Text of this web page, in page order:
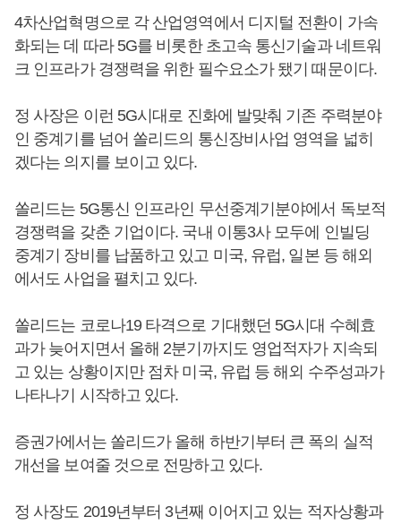
4차산업혁명으로 각 산업영역에서 디지털 전환이 가속
화되는 데 따라 5G를 비롯한 초고속 통신기술과 네트워
크 인프라가 경쟁력을 위한 필수요소가 됐기 때문이다.
정 사장은 이런 5G시대로 진화에 발맞춰 기존 주력분야
인 중계기를 넘어 쏠리드의 통신장비사업 영역을 넓히
겠다는 의지를 보이고 있다.
쏠리드는 5G통신 인프라인 무선중계기분야에서 독보적
경쟁력을 갖춘 기업이다. 국내 이통3사 모두에 인빌딩
중계기 장비를 납품하고 있고 미국, 유럽, 일본 등 해외
에서도 사업을 펼치고 있다.
쏠리드는 코로나19 타격으로 기대했던 5G시대 수혜효
과가 늦어지면서 올해 2분기까지도 영업적자가 지속되
고 있는 상황이지만 점차 미국, 유럽 등 해외 수주성과가
나타나기 시작하고 있다.
증권가에서는 쏠리드가 올해 하반기부터 큰 폭의 실적
개선을 보여줄 것으로 전망하고 있다.
정 사장도 2019년부터 3년째 이어지고 있는 적자상황과